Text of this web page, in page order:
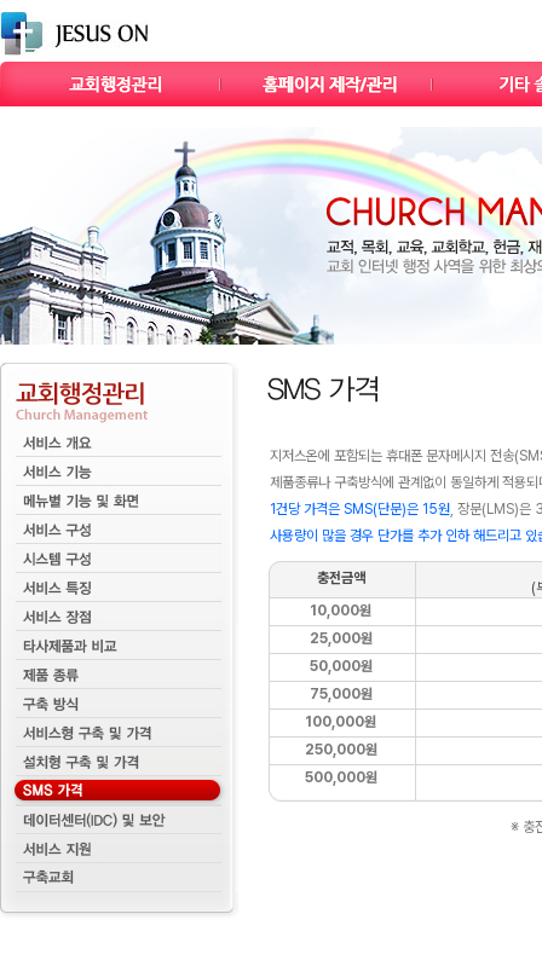
지저스온에 포함되는 휴대폰 문자메시지 전송
제품종류나 구축방식에 관계없이 동일하게 적용
1건당 가격은 SMS(단문)은 15원 , 장문(LMS)은
사용량이 많을 경우 단가를 추가 인하 해드리고 있
충전금액
(
10,000원
25,000원
50,000원
75,000원
100,000원
250,000원
500,000원
※ 충